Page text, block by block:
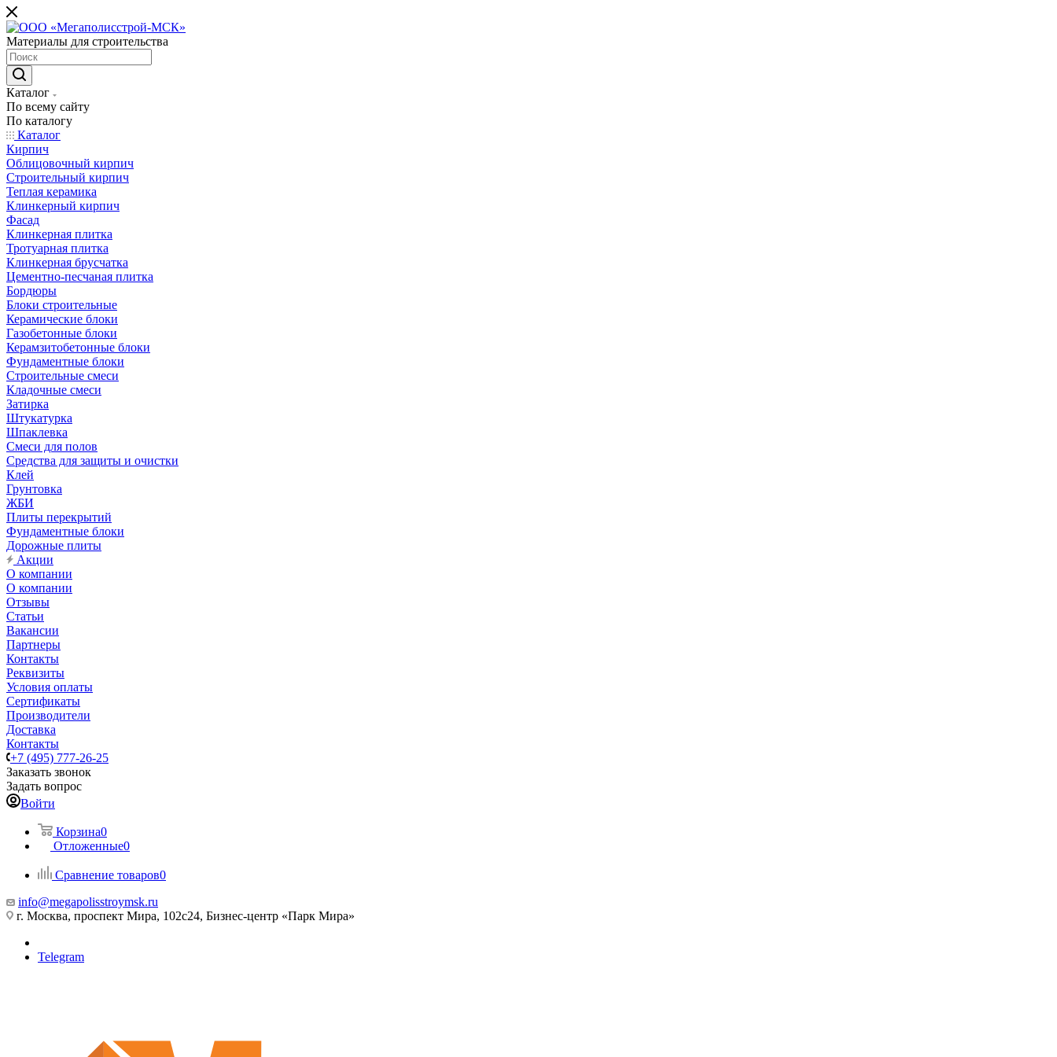
Материалы для строительства
Каталог
По всему сайту
По каталогу
Каталог
Кирпич
Облицовочный кирпич
Строительный кирпич
Теплая керамика
Клинкерный кирпич
Фасад
Клинкерная плитка
Тротуарная плитка
Клинкерная брусчатка
Цементно-песчаная плитка
Бордюры
Блоки строительные
Керамические блоки
Газобетонные блоки
Керамзитобетонные блоки
Фундаментные блоки
Строительные смеси
Кладочные смеси
Затирка
Штукатурка
Шпаклевка
Смеси для полов
Средства для защиты и очистки
Клей
Грунтовка
ЖБИ
Плиты перекрытий
Фундаментные блоки
Дорожные плиты
Акции
О компании
О компании
Отзывы
Статьи
Вакансии
Партнеры
Контакты
Реквизиты
Условия оплаты
Сертификаты
Производители
Доставка
Контакты
+7 (495) 777-26-25
Заказать звонок
Задать вопрос
Войти
Корзина0
Отложенные0
Сравнение товаров0
info@megapolisstroymsk.ru
г. Москва, проспект Мира, 102с24, Бизнес-центр «Парк Мира»
Telegram